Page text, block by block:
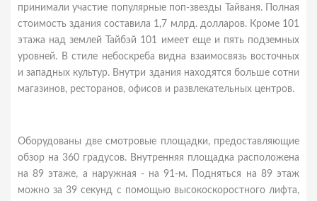
принимали участие популярные поп-звезды Тайваня. Полная
стоимость здания составила 1,7 млрд. долларов. Кроме 101
этажа над землей Тайбэй 101 имеет еще и пять подземных
уровней. В стиле небоскреба видна взаимосвязь восточных
и западных культур. Внутри здания находятся больше сотни
магазинов, ресторанов, офисов и развлекательных центров.
Оборудованы две смотровые площадки, предоставляющие
обзор на 360 градусов. Внутренняя площадка расположена
на 89 этаже, а наружная - на 91-м. Подняться на 89 этаж
можно за 39 секунд с помощью высокоскоростного лифта,